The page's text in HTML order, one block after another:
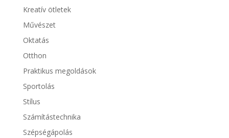
Kreatív ötletek
Művészet
Oktatás
Otthon
Praktikus megoldások
Sportolás
Stílus
Számítástechnika
Szépségápolás